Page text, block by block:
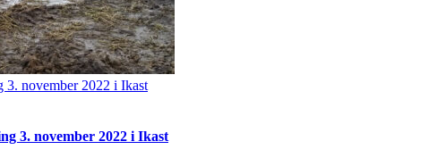
november 2022 i Ikast
3. november 2022 i Ikast